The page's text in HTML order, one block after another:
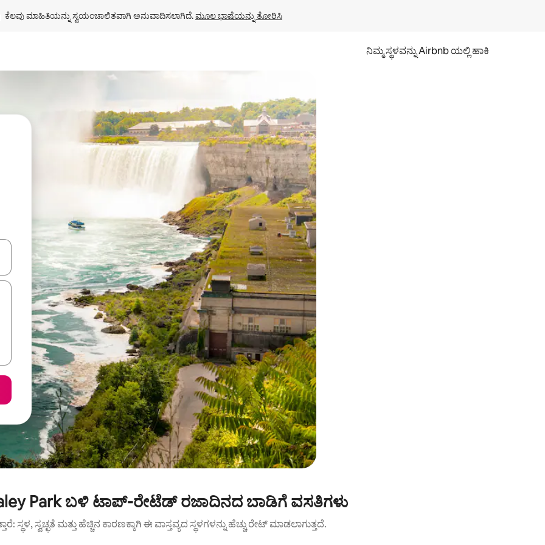
ಕೆಲವು ಮಾಹಿತಿಯನ್ನು ಸ್ವಯಂಚಾಲಿತವಾಗಿ ಅನುವಾದಿಸಲಾಗಿದೆ. ಮೂಲ ಭಾಷೆಯನ್ನು ತೋರಿಸಿ
ನಿಮ್ಮ ಸ್ಥಳವನ್ನು Airbnb ಯಲ್ಲಿ ಹಾಕಿ
ನ್ಯಾವಿಗೇಟ್ ಮಾಡಿ ಅಥವಾ ಸ್ಪರ್ಶ ಅಥವಾ ಸ್ವೈಪ್ ಗೆಸ್ಚರ್‌ಗಳ ಮೂಲಕ ಅನ್ವೇಷಿಸಿ.
Park ಬಳಿ ಟಾಪ್-ರೇಟೆಡ್ ರಜಾದಿನದ ಬಾಡಿಗೆ ವಸತಿಗಳು
ಸ್ಥಳ, ಸ್ವಚ್ಛತೆ ಮತ್ತು ಹೆಚ್ಚಿನ ಕಾರಣಕ್ಕಾಗಿ ಈ ವಾಸ್ತವ್ಯದ ಸ್ಥಳಗಳನ್ನು ಹೆಚ್ಚು ರೇಟ್ ಮಾಡಲಾಗುತ್ತದೆ.